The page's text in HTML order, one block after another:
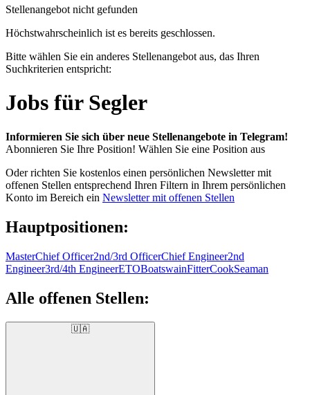
Stellenangebot nicht gefunden
Höchstwahrscheinlich ist es bereits geschlossen.
Bitte wählen Sie ein anderes Stellenangebot aus, das Ihren
Suchkriterien entspricht:
Jobs für Segler
Informieren Sie sich über neue Stellenangebote in Telegram!
Abonnieren Sie Ihre Position! Wählen Sie eine Position aus
Oder richten Sie kostenlos einen persönlichen Newsletter mit
offenen Stellen entsprechend Ihren Filtern in Ihrem persönlichen
Konto im Bereich ein Newsletter mit offenen Stellen
Hauptpositionen:
MasterChief Officer2nd/3rd OfficerChief Engineer2nd
Engineer3rd/4th EngineerETOBoatswainFitterCookSeaman
Alle offenen Stellen:
🇺🇦